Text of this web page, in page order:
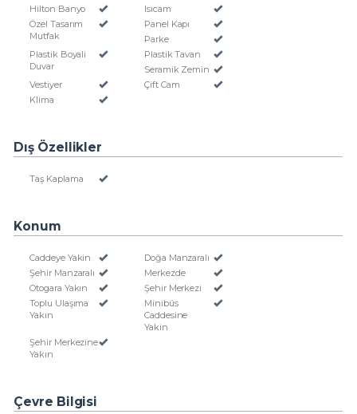
Hilton Banyo
Isıcam
Özel Tasarım
Mutfak
Panel Kapı
Parke
Plastik Boyali
Duvar
Plastik Tavan
Seramik Zemin
Vestiyer
Çift Cam
Klima
Dış Özellikler
Taş Kaplama
Konum
Caddeye Yakin
Doğa Manzaralı
Şehir Manzaralı
Merkezde
Otogara Yakın
Şehir Merkezi
Toplu Ulaşıma
Yakın
Minibüs
Caddesine
Yakin
Şehir Merkezine
Yakın
Çevre Bilgisi